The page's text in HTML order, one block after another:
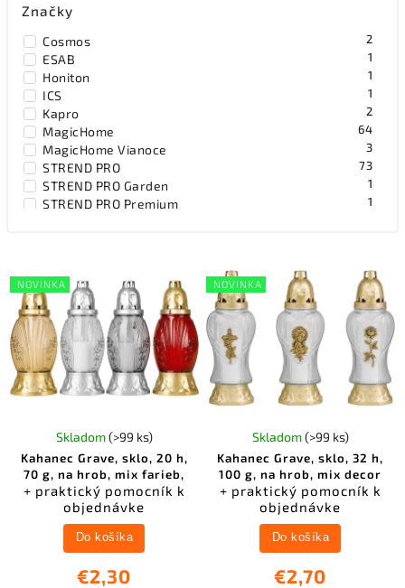
Značky
Cosmos 2
ESAB 1
Honiton 1
ICS 1
Kapro 2
MagicHome 64
MagicHome Vianoce 3
STREND PRO 73
STREND PRO Garden 1
STREND PRO Premium 1
NOVINKA
Kahanec Grave, sklo, 20 h,
70 g, na hrob, mix farieb,
+ praktický pomocník k
objednávke
Skladom(>99 ks)
€2,30
Do košíka
NOVINKA
Kahanec Grave, sklo, 32 h,
100 g, na hrob, mix decor
+ praktický pomocník k
objednávke
Skladom(>99 ks)
€2,70
Do košíka